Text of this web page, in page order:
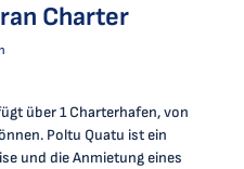
Charter
über 1 Charterhafen, von
Poltu Quatu ist ein
und die Anmietung eines